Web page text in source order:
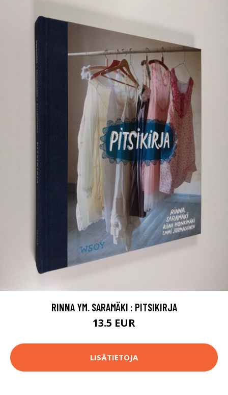
RINNA YM. SARAMÄKI : PITSIKIRJA
13.5 EUR
LISÄTIETOJA